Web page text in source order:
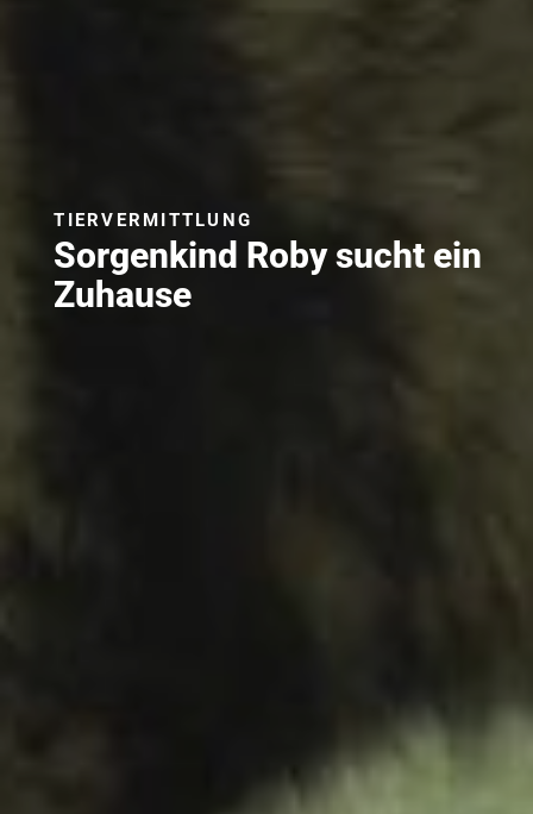
Sorgenkind Roby sucht ein
Zuhause
TIERVERMITTLUNG